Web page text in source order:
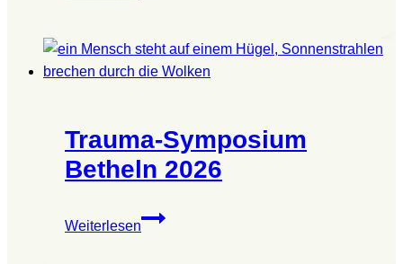
Seminarreihe
mit
Köhn
Trauma-Symposium
Betheln 2026
Weiterlesen
Trauma-